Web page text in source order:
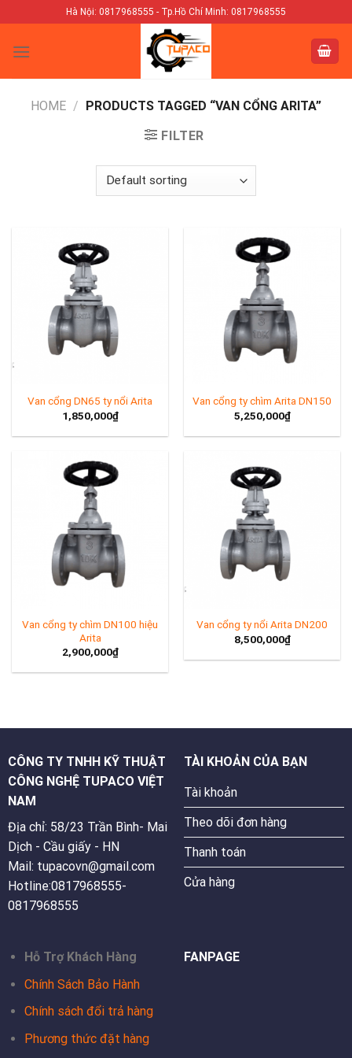
to
content
Hà Nội: 0817968555 - Tp.Hồ Chí Minh: 0817968555
HOME / PRODUCTS TAGGED “VAN CỔNG ARITA”
FILTER
Van cổng DN65 ty nổi Arita
1,850,000₫
Van cổng ty chìm Arita DN150
5,250,000₫
Van cổng ty chìm DN100 hiệu
Arita
2,900,000₫
Van cổng ty nổi Arita DN200
8,500,000₫
CÔNG TY TNHH KỸ THUẬT
CÔNG NGHỆ TUPACO VIỆT
NAM
Địa chỉ: 58/23 Trần Bình- Mai
Dịch - Cầu giấy - HN
Mail: tupacovn@gmail.com
Hotline:0817968555-
0817968555
TÀI KHOẢN CỦA BẠN
Tài khoản
Theo dõi đơn hàng
Thanh toán
Cửa hàng
Hỗ Trợ Khách Hàng
Chính Sách Bảo Hành
Chính sách đổi trả hàng
Phương thức đặt hàng
FANPAGE